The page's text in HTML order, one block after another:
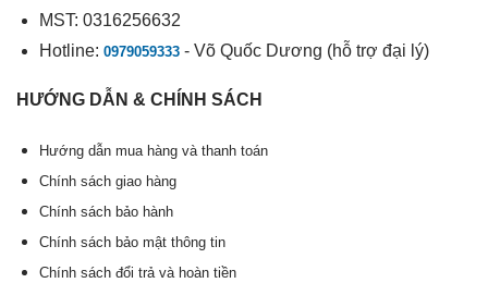
MST: 0316256632
Hotline: 0979059333- Võ Quốc Dương (hỗ trợ đại lý)
HƯỚNG DẪN & CHÍNH SÁCH
Hướng dẫn mua hàng và thanh toán
Chính sách giao hàng
Chính sách bảo hành
Chính sách bảo mật thông tin
Chính sách đổi trả và hoàn tiền